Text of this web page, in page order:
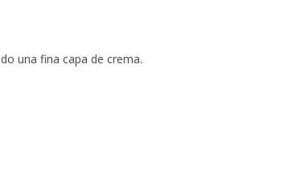
una fina capa de crema.